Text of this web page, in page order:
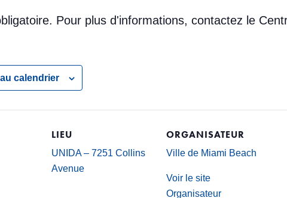
Pour plus d'informations, contactez le
calendrier
LIEU
UNIDA – 7251 Collins
Avenue
ORGANISATEUR
Ville de Miami Beach
Voir le site
Organisateur